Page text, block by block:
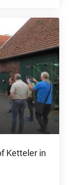
Ketteler in